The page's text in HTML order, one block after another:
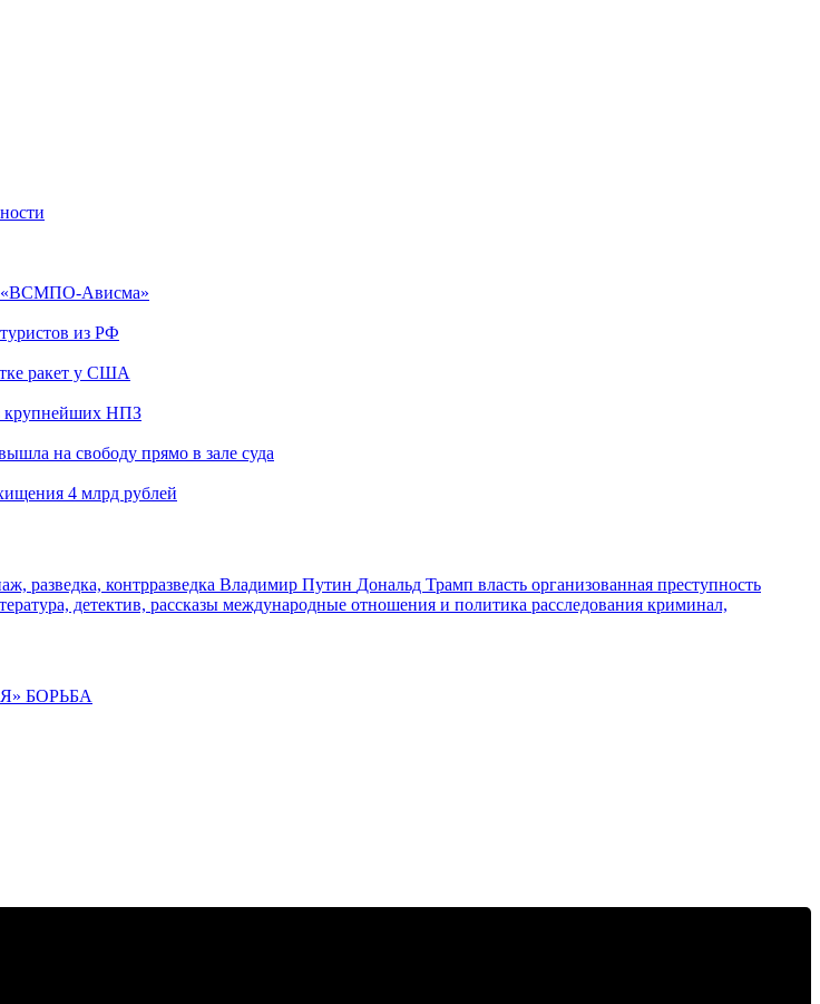
«ВСМПО-Ависма»
из РФ
ракет у США
крупнейших НПЗ
на свободу прямо в зале суда
4 млрд рублей
разведка, контрразведка Владимир Путин Дональд Трамп власть организованная преступность
детектив, рассказы международные отношения и политика расследования криминал,
БОРЬБА